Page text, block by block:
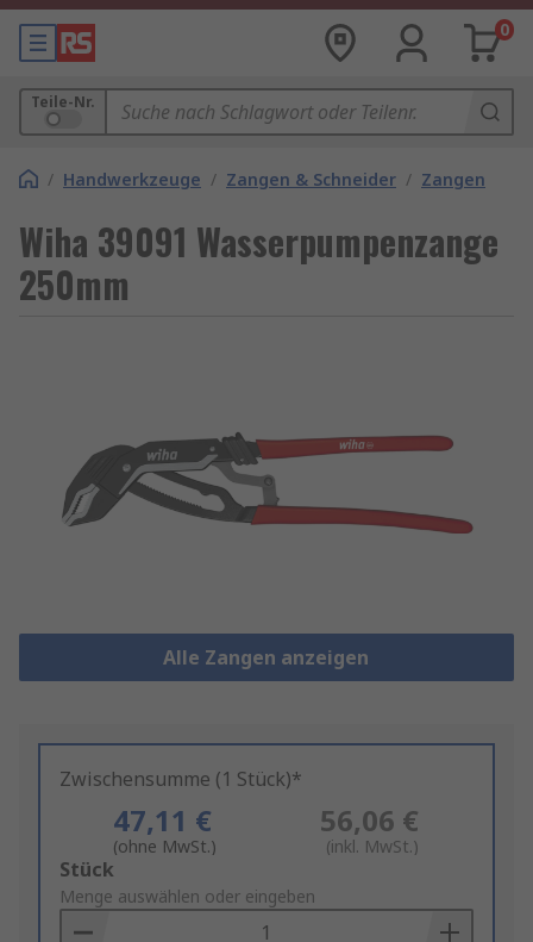
0
Teile-Nr.
/ Handwerkzeuge / Zangen & Schneider / Zangen
Wiha 39091 Wasserpumpenzange
250mm
Alle Zangen anzeigen
Zwischensumme (1 Stück)*
47,11 €
(ohne MwSt.)
56,06 €
(inkl. MwSt.)
Add
to
Basket
Stück
Menge auswählen oder eingeben